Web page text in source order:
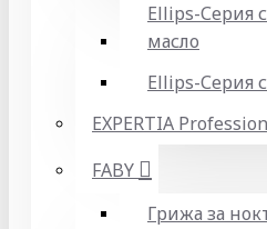
Ellips-Серия
масло
Ellips-Серия
EXPERTIA
FABY
Грижа за